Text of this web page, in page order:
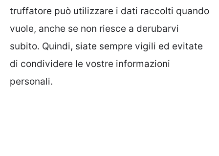
truffatore può utilizzare i dati raccolti quando
vuole, anche se non riesce a derubarvi
subito. Quindi, siate sempre vigili ed evitate
di condividere le vostre informazioni
personali.